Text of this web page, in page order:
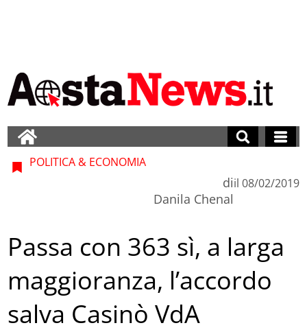
POLITICA & ECONOMIA
di
Danila Chenal
il 08/02/2019
Passa con 363 sì, a larga
maggioranza, l’accordo
salva Casinò VdA